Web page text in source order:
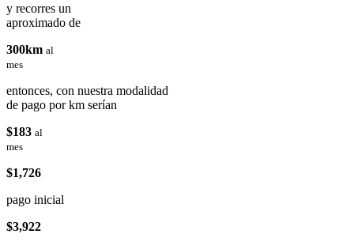
y recorres un
aproximado de
300km al
mes
entonces, con nuestra modalidad
de pago por km serían
$183 al
mes
$1,726
pago inicial
$3,922